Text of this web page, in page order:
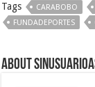
Tags CARABOBO
FUNDADEPORTES
About